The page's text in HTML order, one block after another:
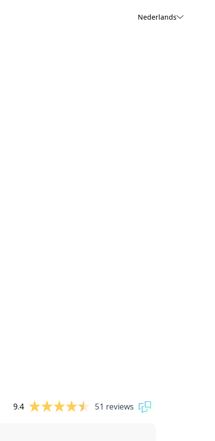
Nederlands
9.4 51 reviews